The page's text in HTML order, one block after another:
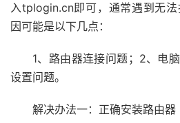
入tplogin.cn即可，通常遇到无
因可能是以下几点：
1、路由器连接问题；2、电
设置问题。
解决办法一：正确安装路由器